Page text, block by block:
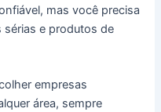
mas você precisa
sérias e produtos de
empresas
área, sempre